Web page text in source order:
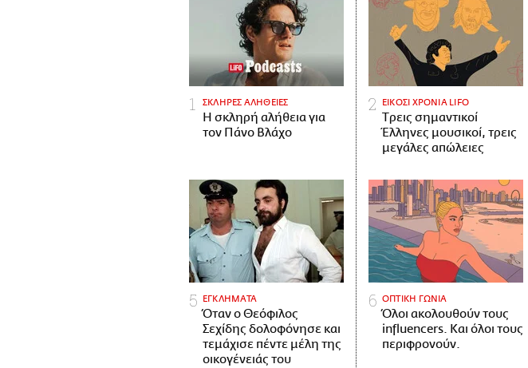
ΣΚΛΗΡΕΣ ΑΛΗΘΕΙΕΣ
H σκληρή αλήθεια για
τον Πάνο Βλάχο
ΕΙΚΟΣΙ ΧΡΟΝΙΑ LIFO
Tρεις σημαντικοί
Έλληνες μουσικοί, τρεις
μεγάλες απώλειες
ΕΓΚΛΗΜΑΤΑ
Όταν ο Θεόφιλος
Σεχίδης δολοφόνησε και
τεμάχισε πέντε μέλη της
οικογένειάς του
ΟΠΤΙΚΗ ΓΩΝΙΑ
Όλοι ακολουθούν τους
influencers. Και όλοι τους
περιφρονούν.